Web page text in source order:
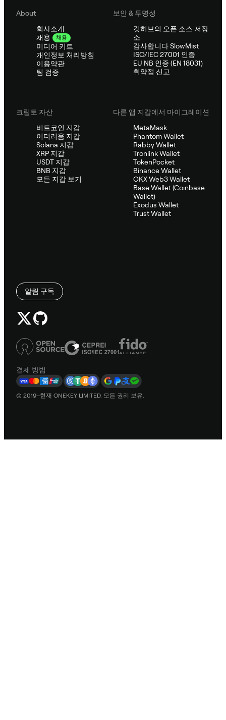
About
회사소개
채용
채용
미디어 키트
개인정보 처리방침
이용약관
팀 검증
보안 & 투명성
깃허브의 오픈 소스 저장
소
감사합니다 SlowMist
ISO/IEC 27001 인증
EU NB 인증 (EN 18031)
취약점 신고
크립토 자산
비트코인 지갑
이더리움 지갑
Solana 지갑
XRP 지갑
USDT 지갑
BNB 지갑
모든 지갑 보기
다른 앱 지갑에서 마이그레이션
MetaMask
Phantom Wallet
Rabby Wallet
Tronlink Wallet
TokenPocket
Binance Wallet
OKX Web3 Wallet
Base Wallet (Coinbase
Wallet)
Exodus Wallet
Trust Wallet
알림 구독
결제 방법
© 2019–현재 ONEKEY LIMITED. 모든 권리 보유.